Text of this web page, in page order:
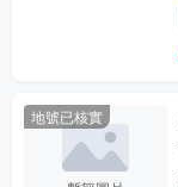
地號已核實